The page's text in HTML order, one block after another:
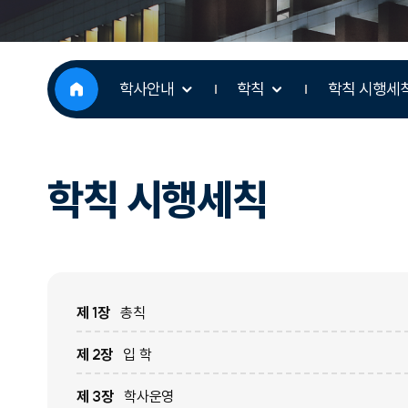
학사안내 학칙 학칙 시행세
학칙 시행세칙
제 1장 총칙
제 2장 입 학
제 3장 학사운영